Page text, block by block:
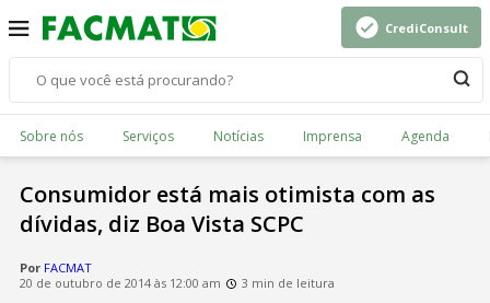
CrediConsult
Sobre nós Serviços Notícias Imprensa Agenda
Consumidor está mais otimista com as
dívidas, diz Boa Vista SCPC
Por FACMAT
20 de outubro de 2014 às 12:00 am
3 min de leitura